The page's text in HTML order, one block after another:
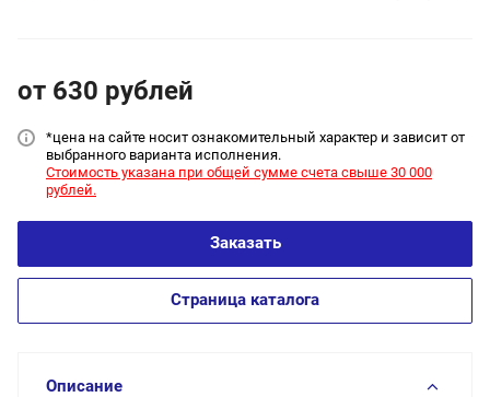
от 630 рублей
*цена на сайте носит ознакомительный характер и зависит от
выбранного варианта исполнения.
Стоимость указана при общей сумме счета свыше 30 000
рублей.
Заказать
Страница каталога
Описание